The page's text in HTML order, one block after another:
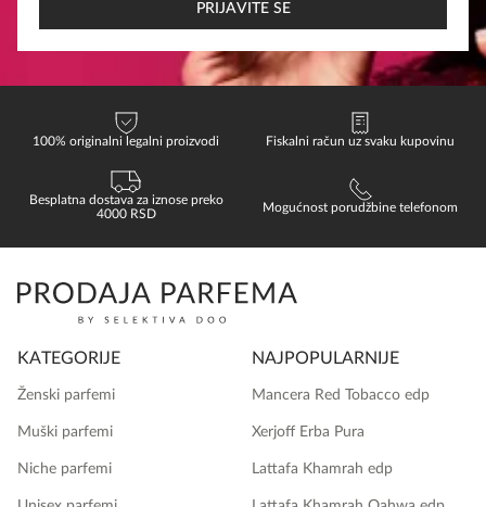
PRIJAVITE SE
100% originalni legalni proizvodi Fiskalni račun uz svaku kupovinu
Besplatna dostava za iznose preko
4000 RSD
Mogućnost porudžbine telefonom
KATEGORIJE
Ženski parfemi
Muški parfemi
Niche parfemi
NAJPOPULARNIJE
Mancera Red Tobacco edp
Xerjoff Erba Pura
Lattafa Khamrah edp